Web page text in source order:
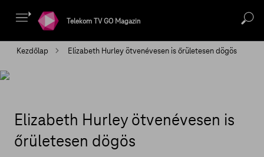
Telekom TV GO Magazin
Kezdőlap Elizabeth Hurley ötvenévesen is őrületesen dögös
Elizabeth Hurley ötvenévesen is
őrületesen dögös